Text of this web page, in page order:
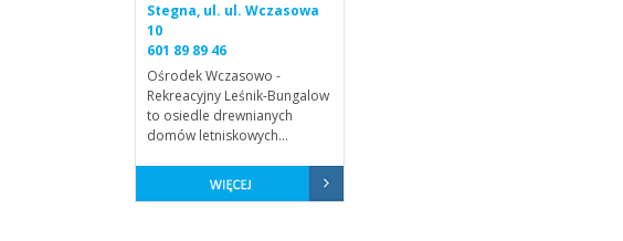
Stegna, ul. ul. Wczasowa
10
601 89 89 46
Ośrodek Wczasowo -
Rekreacyjny Leśnik-Bungalow
to osiedle drewnianych
domów letniskowych...